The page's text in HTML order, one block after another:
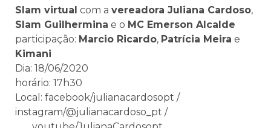
Slam virtual com a vereadora Juliana Cardoso,
Slam Guilhermina e o MC Emerson Alcalde
participação: Marcio Ricardo, Patrícia Meira e
Kimani
Dia: 18/06/2020
horário: 17h30
Local: facebook/julianacardosopt /
instagram/@julianacardoso_pt /